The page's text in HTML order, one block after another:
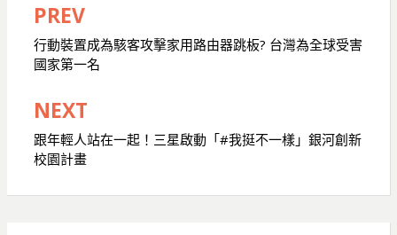
文
章
導
覽
PREV
行動裝置成為駭客攻擊家用路由器跳板? 台灣為全球受害
國家第一名
NEXT
跟年輕人站在一起！三星啟動「#我挺不一樣」銀河創新
校園計畫